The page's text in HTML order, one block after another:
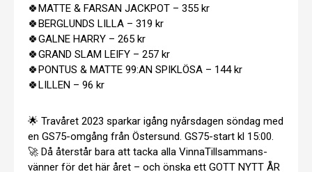
🍀MATTE & FARSAN JACKPOT – 355 kr
🍀BERGLUNDS LILLA – 319 kr
🍀GALNE HARRY – 265 kr
🍀GRAND SLAM LEIFY – 257 kr
🍀PONTUS & MATTE 99:AN SPIKLÖSA – 144 kr
🍀LILLEN – 96 kr
🌟 Travåret 2023 sparkar igång nyårsdagen söndag med
en GS75-omgång från Östersund. GS75-start kl 15:00.
🚀 Då återstår bara att tacka alla VinnaTillsammans-
vänner för det här året – och önska ett GOTT NYTT ÅR